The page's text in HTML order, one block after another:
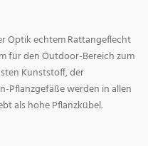
Optik echtem Rattangeflecht
für den Outdoor-Bereich zum
Kunststoff, der
Pflanzgefäße werden in allen
als hohe Pflanzkübel.